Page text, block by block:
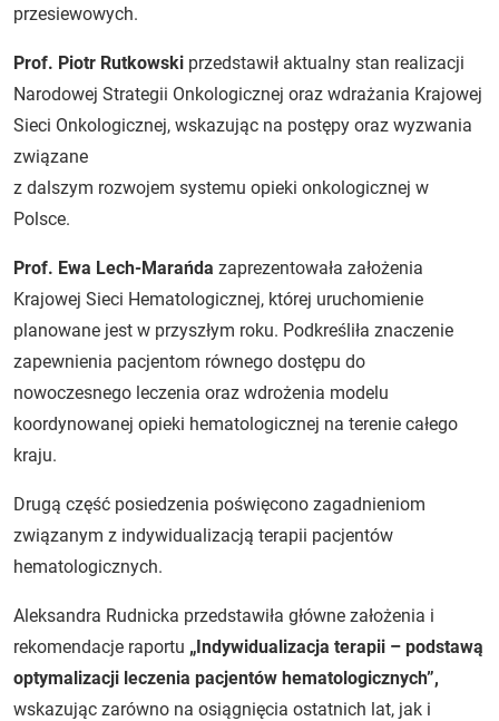
przesiewowych.
Prof. Piotr Rutkowski przedstawił aktualny stan realizacji
Narodowej Strategii Onkologicznej oraz wdrażania Krajowej
Sieci Onkologicznej, wskazując na postępy oraz wyzwania
związane
z dalszym rozwojem systemu opieki onkologicznej w
Polsce.
Prof. Ewa Lech-Marańda zaprezentowała założenia
Krajowej Sieci Hematologicznej, której uruchomienie
planowane jest w przyszłym roku. Podkreśliła znaczenie
zapewnienia pacjentom równego dostępu do
nowoczesnego leczenia oraz wdrożenia modelu
koordynowanej opieki hematologicznej na terenie całego
kraju.
Drugą część posiedzenia poświęcono zagadnieniom
związanym z indywidualizacją terapii pacjentów
hematologicznych.
Aleksandra Rudnicka przedstawiła główne założenia i
rekomendacje raportu „Indywidualizacja terapii – podstawą
optymalizacji leczenia pacjentów hematologicznych”,
wskazując zarówno na osiągnięcia ostatnich lat, jak i